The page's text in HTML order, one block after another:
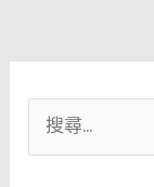
事
成
尋